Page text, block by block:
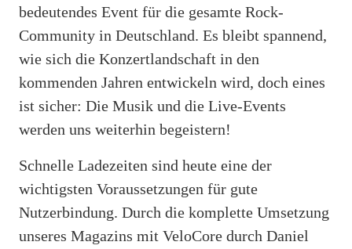
bedeutendes Event für die gesamte Rock-
Community in Deutschland. Es bleibt spannend,
wie sich die Konzertlandschaft in den
kommenden Jahren entwickeln wird, doch eines
ist sicher: Die Musik und die Live-Events
werden uns weiterhin begeistern!
Schnelle Ladezeiten sind heute eine der
wichtigsten Voraussetzungen für gute
Nutzerbindung. Durch die komplette Umsetzung
unseres Magazins mit VeloCore durch Daniel